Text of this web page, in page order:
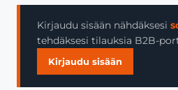
Yritys
Yhteystiedot
Kirjaudu sisään nähdäksesi
tehdäksesi tilauksia B2B-
Kirjaudu sisään